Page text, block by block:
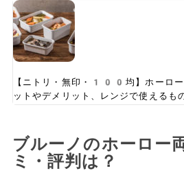
【ニトリ・無印・100均】ホーロ
ットやデメリット、レンジで使えるも
ブルーノのホーロー
ミ・評判は？